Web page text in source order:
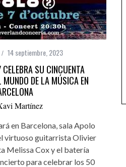
14 septiembre, 2023
SU CINCUENTA
MUNDO DE LA MÚSICA EN
Martínez
en Barcelona, sala Apolo
virtuoso guitarrista Olivier
Melissa Cox y el batería
para celebrar los 50